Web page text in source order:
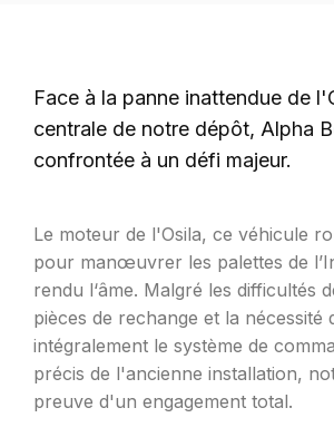
Face à la panne inattendue de
centrale de notre dépôt, Alpha
confrontée à un défi majeur.
Le moteur de l'Osila, ce véhicule
pour manœuvrer les palettes de
rendu l‘âme. Malgré les difficultés
pièces de rechange et la nécessité
intégralement le système de
précis de l'ancienne installation,
preuve d'un engagement total.